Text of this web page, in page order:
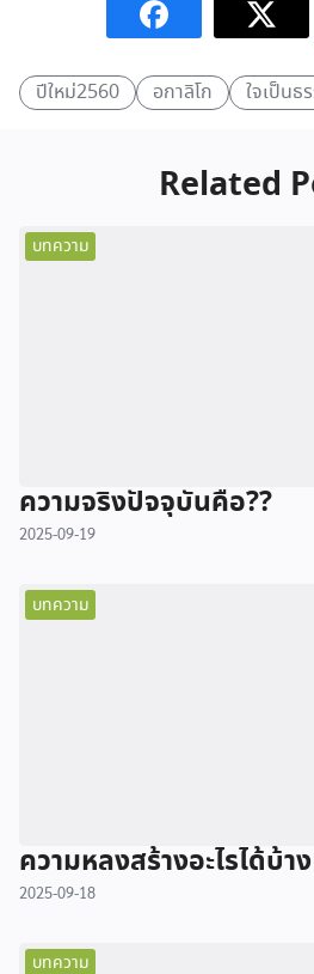
ปีใหม่2560 อกาลิโก ใจเป็นธ
Related
บทความ
ความจริงปัจจุบันคือ??
2025-09-19
บทความ
ความหลงสร้างอะไรได้บ้าง
2025-09-18
บทความ